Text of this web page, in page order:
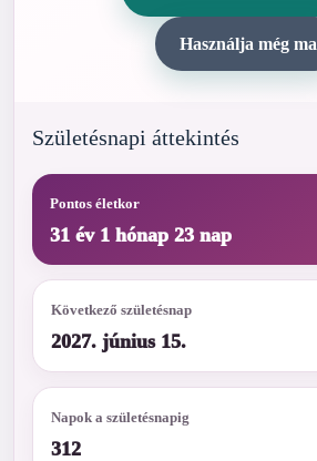
Használja még ma
Születésnapi áttekintés
Pontos életkor
31 év 1 hónap 23 nap
Következő születésnap
2027. június 15.
Napok a születésnapig
312